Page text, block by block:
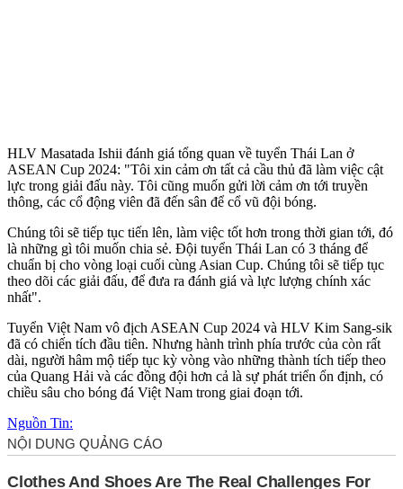
HLV Masatada Ishii đánh giá tổng quan về tuyển Thái Lan ở
ASEAN Cup 2024: "Tôi xin cảm ơn tất cả cầu thủ đã làm việc cật
lực trong giải đấu này. Tôi cũng muốn gửi lời cảm ơn tới truyền
thông, các cổ động viên đã đến sân để cổ vũ đội bóng.
Chúng tôi sẽ tiếp tục tiến lên, làm việc tốt hơn trong thời gian tới, đó
là những gì tôi muốn chia sẻ. Đội tuyển Thái Lan có 3 tháng để
chuẩn bị cho vòng loại cuối cùng Asian Cup. Chúng tôi sẽ tiếp tục
theo dõi các giải đấu, để đưa ra đánh giá và lực lượng chính xác
nhất".
Tuyển Việt Nam vô địch ASEAN Cup 2024 và HLV Kim Sang-sik
đã có chiến tích đầu tiên. Nhưng hành trình phía trước của còn rất
dài, người hâm mộ tiếp tục kỳ vòng vào những thành tích tiếp theo
của Quang Hải và các đồng đội hơn cả là sự phát triển ổn định, có
chiều sâu cho bóng đá Việt Nam trong giai đoạn tới.
Nguồn Tin: